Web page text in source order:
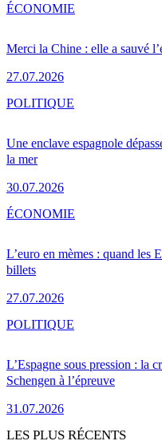
Merci la Chine : elle a sauvé
27.07.2026
ÉCONOMIE
Une enclave espagnole
la mer
30.07.2026
POLITIQUE
L’euro en mèmes : quand les
billets
27.07.2026
ÉCONOMIE
L’Espagne sous pression : la
Schengen à l’épreuve
31.07.2026
POLITIQUE
LES PLUS RÉCENTS